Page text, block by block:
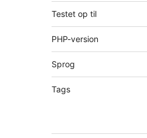
Testet op til
PHP-version
Sprog
Tags